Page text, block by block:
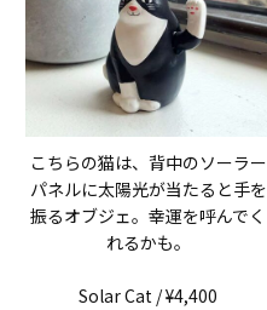
こちらの猫は、背中のソーラー
パネルに太陽光が当たると手を
振るオブジェ。幸運を呼んでく
れるかも。
Solar Cat / ¥4,400